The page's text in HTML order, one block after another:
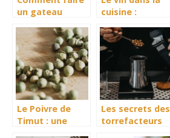
un gateau
chocolat ?
cuisine :
notions à
retenir
Le Poivre de
Timut : une
Les secrets des
torrefacteurs